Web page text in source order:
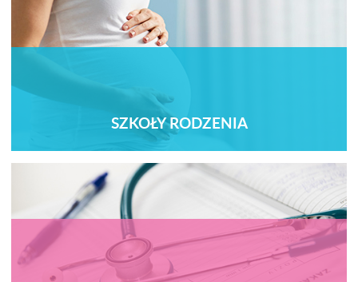
SZKOŁY RODZENIA